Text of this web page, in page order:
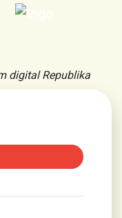
digital Republika